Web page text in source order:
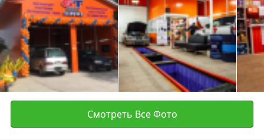
Смотреть Все Фото